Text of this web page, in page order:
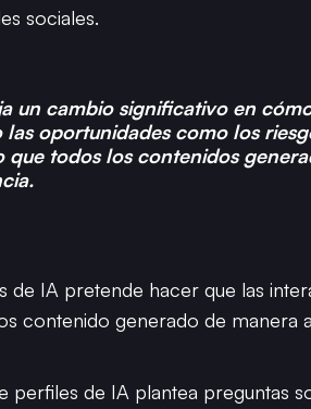
sociales​.
un cambio significativo en
oportunidades como los
todos los contenidos
de IA pretende hacer que las
contenido generado de manera
perfiles de IA plantea preguntas